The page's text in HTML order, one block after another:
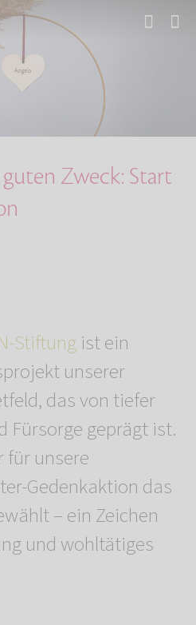
der Geden…
Zweck: Start
Stiftungist ein
unserer
das von tiefer
Fürsorge geprägt ist.
für unsere
Gedenkaktion das
– ein Zeichen
und wohltätiges